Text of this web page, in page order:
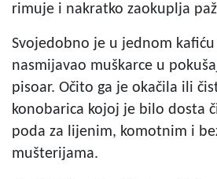
rimuje i nakratko zaokuplja
Svojedobno je u jednom
nasmijavao muškarce u
pisoar. Očito ga je okačila ili
konobarica kojoj je bilo dosta
poda za lijenim, komotnim i
mušterijama.